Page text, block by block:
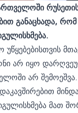
განაცხადა,
არ იყო
არ შემოეშვა.
დაკავშირებით
მათ